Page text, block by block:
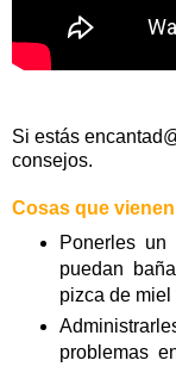
Si estás
consejos.
Cosas que
Ponerles un
puedan
pizca de
problemas